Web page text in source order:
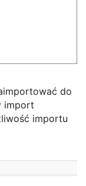
do
import
importu